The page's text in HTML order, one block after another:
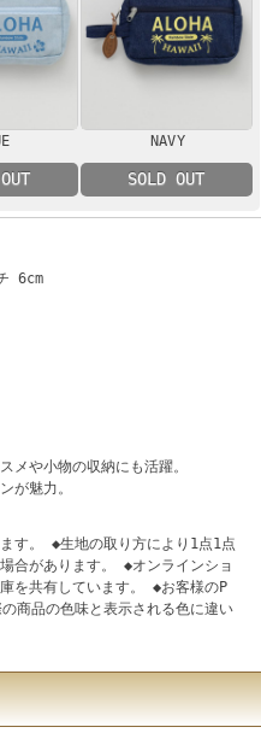
NAVY
SOLD OUT
6cm
メや小物の収納にも活躍。
が魅力。
す。 ◆生地の取り方により1点1点
合があります。 ◆オンラインショ
を共有しています。 ◆お客様のP
商品の色味と表示される色に違い